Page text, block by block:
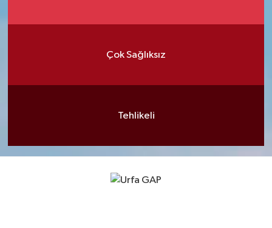
Çok Sağlıksız
Tehlikeli